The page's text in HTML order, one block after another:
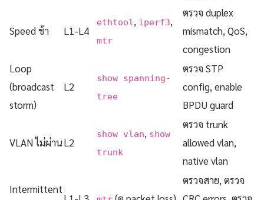
Speed ช้า L1-L4
ethtool , iperf3,
mtr
ตรวจ duplex
mismatch, QoS,
congestion
Loop
(broadcast
storm)
L2
show spanning-
tree
ตรวจ STP
config, enable
BPDU guard
VLAN ไม่ผ่านL2
show vlan, show
trunk
ตรวจ trunk
allowed vlan,
native vlan
Intermittent
ตรวจสาย, ตรวจ